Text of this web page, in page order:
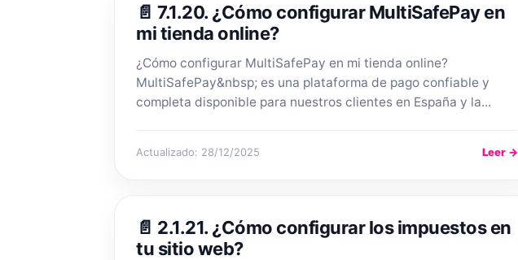
📄 7.1.20. ¿Cómo configurar MultiSafePay en
mi tienda online?
¿Cómo configurar MultiSafePay en mi tienda online?
MultiSafePay&nbsp; es una plataforma de pago confiable y
completa disponible para nuestros clientes en España y la...
Actualizado: 28/12/2025 Leer →
📄 2.1.21. ¿Cómo configurar los impuestos en
tu sitio web?